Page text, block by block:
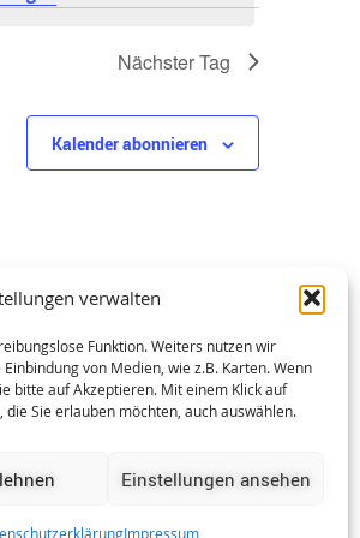
verwalten
Funktion. Weiters nutzen wir
von Medien, wie z.B. Karten. Wenn
bitte auf Akzeptieren. Mit einem Klick auf
die Sie erlauben möchten, auch auswählen.
Einstellungen ansehen
Impressum
Nächster Tag
Kalender abonnieren